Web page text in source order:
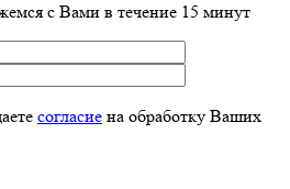
с Вами в течение 15 минут
согласие на обработку Ваших